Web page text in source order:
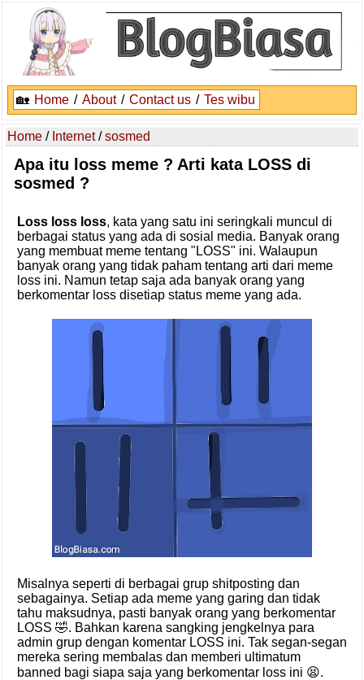
🏡 Home / About / Contact us / Tes wibu
Home / Internet/sosmed
Apa itu loss meme ? Arti kata LOSS di
sosmed ?
Loss loss loss, kata yang satu ini seringkali muncul di
berbagai status yang ada di sosial media. Banyak orang
yang membuat meme tentang "LOSS" ini. Walaupun
banyak orang yang tidak paham tentang arti dari meme
loss ini. Namun tetap saja ada banyak orang yang
berkomentar loss disetiap status meme yang ada.
Misalnya seperti di berbagai grup shitposting dan
sebagainya. Setiap ada meme yang garing dan tidak
tahu maksudnya, pasti banyak orang yang berkomentar
LOSS 🤣. Bahkan karena sangking jengkelnya para
admin grup dengan komentar LOSS ini. Tak segan-segan
mereka sering membalas dan memberi ultimatum
banned bagi siapa saja yang berkomentar loss ini 😫.